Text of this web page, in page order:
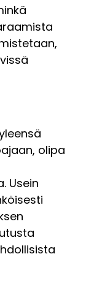
olipa
Usein